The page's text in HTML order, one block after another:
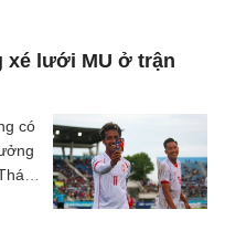
xé lưới MU ở trận
có